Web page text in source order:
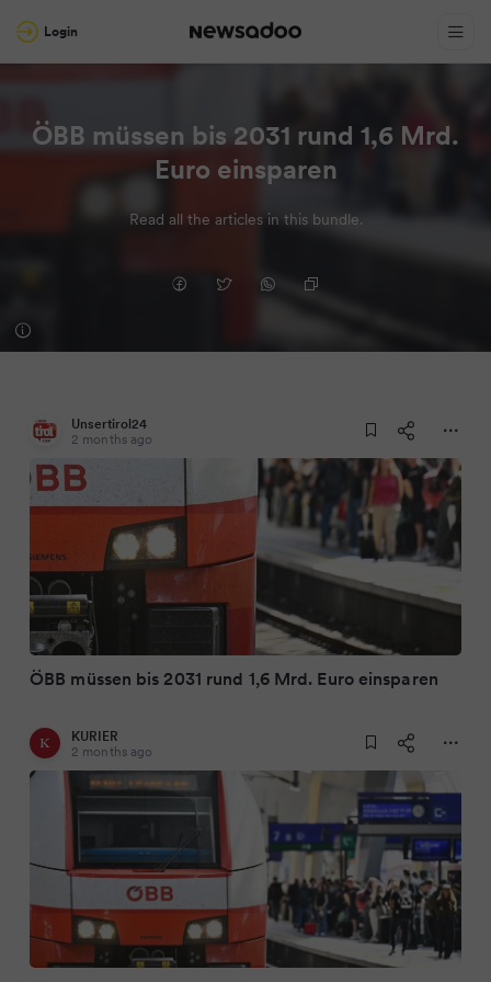
Login
ÖBB müssen bis 2031 rund 1,6 Mrd.
Euro einsparen
Read all the articles in this bundle.
Unsertirol24
2 months ago
ÖBB müssen bis 2031 rund 1,6 Mrd. Euro einsparen
KURIER
2 months ago